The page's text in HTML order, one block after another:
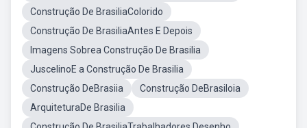
Construção De BrasiliaColorido
Construção De BrasiliaAntes E Depois
Imagens Sobrea Construção De Brasilia
JuscelinoE a Construção De Brasilia
Construção DeBrasiia
Construção DeBrasiloia
ArquiteturaDe Brasilia